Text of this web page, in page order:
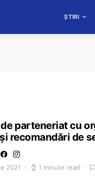
ȘTIRI
de parteneriat cu
recomandări de
2021 1 minute read